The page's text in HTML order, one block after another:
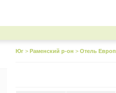
Юг > Раменский р-он > Отель